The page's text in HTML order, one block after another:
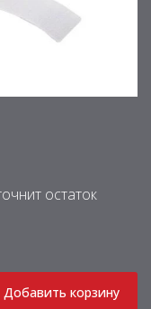
остаток
Добавить корзину